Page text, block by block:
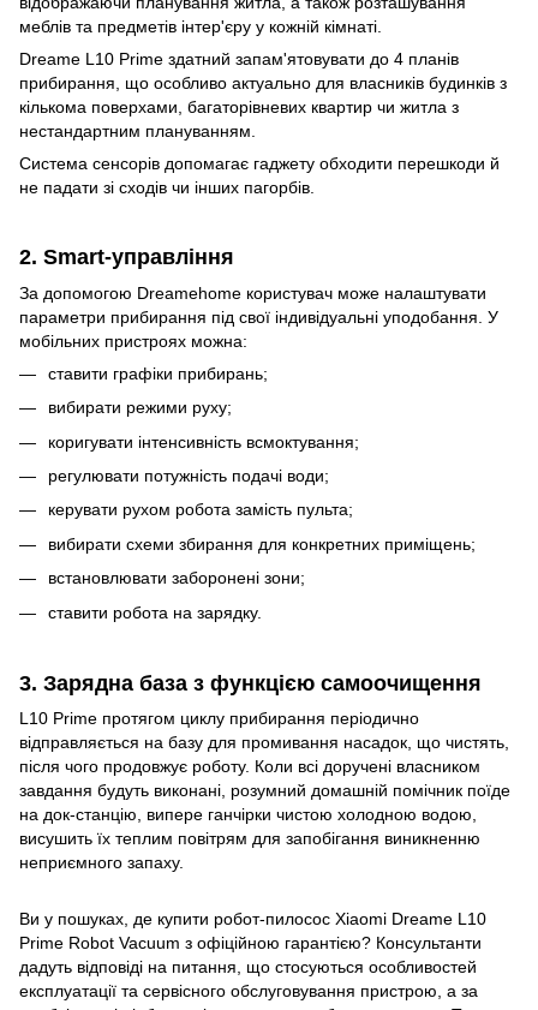
меблів та предметів інтер'єру у кожній кімнаті.
Dreame L10 Prime здатний запам'ятовувати до 4 планів
прибирання, що особливо актуально для власників будинків з
кількома поверхами, багаторівневих квартир чи житла з
нестандартним плануванням.
Система сенсорів допомагає гаджету обходити перешкоди й
не падати зі сходів чи інших пагорбів.
2. Smart-управління
За допомогою Dreamehome користувач може налаштувати
параметри прибирання під свої індивідуальні уподобання. У
мобільних пристроях можна:
ставити графіки прибирань;
вибирати режими руху;
коригувати інтенсивність всмоктування;
регулювати потужність подачі води;
керувати рухом робота замість пульта;
вибирати схеми збирання для конкретних приміщень;
встановлювати заборонені зони;
ставити робота на зарядку.
3. Зарядна база з функцією самоочищення
L10 Prime протягом циклу прибирання періодично
відправляється на базу для промивання насадок, що чистять,
після чого продовжує роботу. Коли всі доручені власником
завдання будуть виконані, розумний домашній помічник поїде
на док-станцію, випере ганчірки чистою холодною водою,
висушить їх теплим повітрям для запобігання виникненню
неприємного запаху.
Ви у пошуках, де купити робот-пилосос Xiaomi Dreame L10
Prime Robot Vacuum з офіційною гарантією? Консультанти
дадуть відповіді на питання, що стосуються особливостей
експлуатації та сервісного обслуговування пристрою, а за